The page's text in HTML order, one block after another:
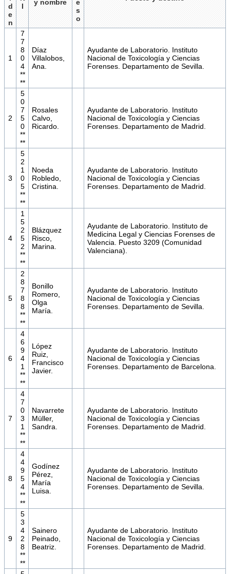
d
e
n
I
y nombre
e
s
o
1
7
7
8
0
4
**
**
Díaz
Villalobos,
Ana.
Ayudante de Laboratorio. Instituto
Nacional de Toxicología y Ciencias
Forenses. Departamento de Sevilla.
2
5
0
7
5
0
**
**
Rosales
Calvo,
Ricardo.
Ayudante de Laboratorio. Instituto
Nacional de Toxicología y Ciencias
Forenses. Departamento de Madrid.
3
5
2
1
0
5
**
**
Noeda
Robledo,
Cristina.
Ayudante de Laboratorio. Instituto
Nacional de Toxicología y Ciencias
Forenses. Departamento de Madrid.
4
1
5
2
5
2
**
**
Blázquez
Risco,
Marina.
Ayudante de Laboratorio. Instituto de
Medicina Legal y Ciencias Forenses de
Valencia. Puesto 3209 (Comunidad
Valenciana).
5
2
8
7
8
8
**
**
Bonillo
Romero,
Olga
María.
Ayudante de Laboratorio. Instituto
Nacional de Toxicología y Ciencias
Forenses. Departamento de Sevilla.
6
4
6
9
4
1
**
**
López
Ruiz,
Francisco
Javier.
Ayudante de Laboratorio. Instituto
Nacional de Toxicología y Ciencias
Forenses. Departamento de Barcelona.
7
4
7
0
3
1
**
**
Navarrete
Müller,
Sandra.
Ayudante de Laboratorio. Instituto
Nacional de Toxicología y Ciencias
Forenses. Departamento de Madrid.
8
4
4
9
5
4
**
**
Godínez
Pérez,
María
Luisa.
Ayudante de Laboratorio. Instituto
Nacional de Toxicología y Ciencias
Forenses. Departamento de Sevilla.
9
5
3
4
2
8
**
**
Sainero
Peinado,
Beatriz.
Ayudante de Laboratorio. Instituto
Nacional de Toxicología y Ciencias
Forenses. Departamento de Madrid.